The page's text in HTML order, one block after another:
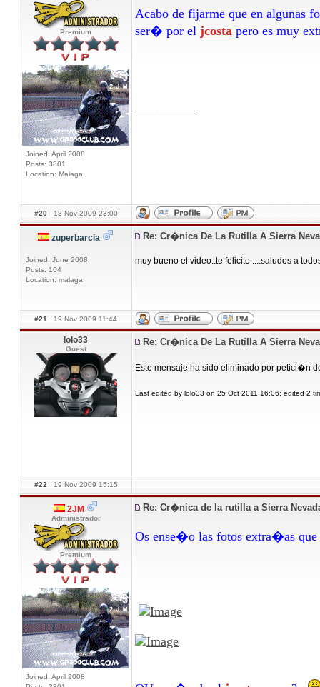
Premium
Joined: April 2008
Posts: 3801
Location: Malaga
Acabo de fijarme que en algunas
ser� por el jcosta pero es muy
#20 18 Nov 2009 23:00
zuperbarcia
Joined: June 2008
Posts: 164
Location: malaga
Re: Cr�nica De La Rutilla A Sierra
muy bueno el video..te felicito ....saludos a
#21 19 Nov 2009 11:44
lolo33
Guest
Re: Cr�nica De La Rutilla A Sierra
Este mensaje ha sido eliminado por petici�n
Last edited by lolo33 on 25 Oct 2011 16:06; edited 2
#22 19 Nov 2009 15:15
2JM
Administrador
Premium
Joined: April 2008
Re: Cr�nica de la rutilla a Sierra
Os ense�o las fotos extra�as